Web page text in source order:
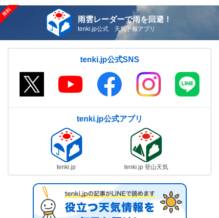
雨雲レーダーで雨を回避！
tenki.jp公式 天気予報アプリ
tenki.jp公式SNS
tenki.jp公式アプリ
tenki.jp tenki.jp 登山天気